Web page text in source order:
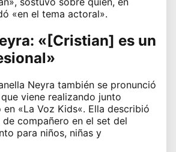
«en el tema actoral».
«[Cristian] es un
Neyra también se pronunció
viene realizando junto
en «La Voz Kids«. Ella describió
compañero en el set del
para niños, niñas y